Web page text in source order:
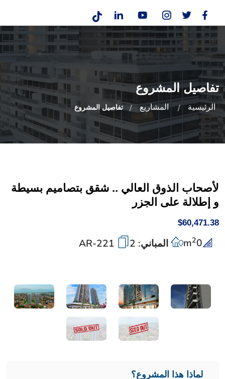
تفاصيل المشروع
الرئيسية المشاريع تفاصيل المشروع
لأصحاب الذوق العالي .. شقق بتصاميم بسيطة
و إطلالة على الجزر
$60,471.38
0
m2 المباني: 2
لماذا هذا المشروع؟